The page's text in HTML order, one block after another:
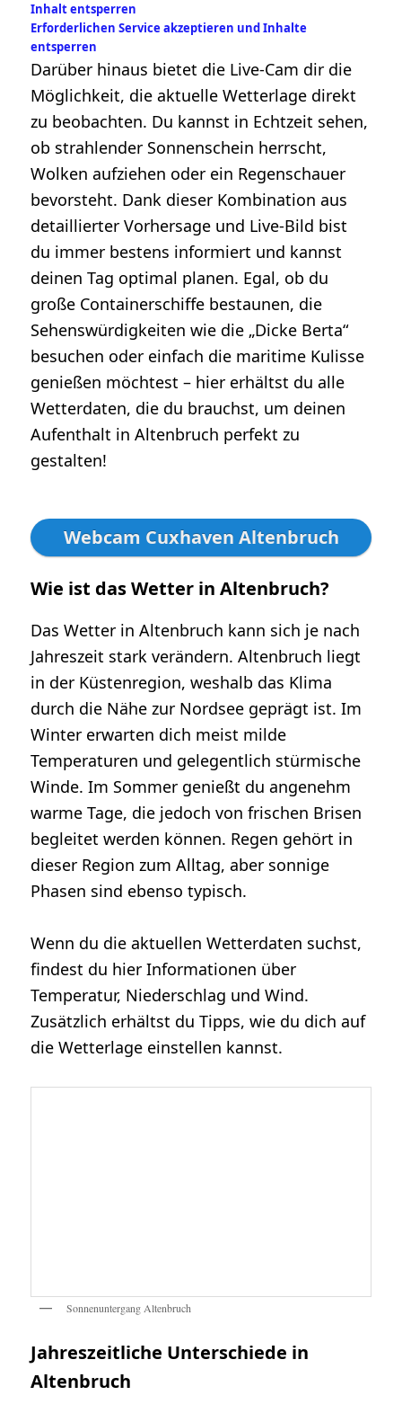
Inhalt entsperren
Erforderlichen Service akzeptieren und Inhalte
entsperren
Darüber hinaus bietet die Live-Cam dir die
Möglichkeit, die aktuelle Wetterlage direkt
zu beobachten. Du kannst in Echtzeit sehen,
ob strahlender Sonnenschein herrscht,
Wolken aufziehen oder ein Regenschauer
bevorsteht. Dank dieser Kombination aus
detaillierter Vorhersage und Live-Bild bist
du immer bestens informiert und kannst
deinen Tag optimal planen. Egal, ob du
große Containerschiffe bestaunen, die
Sehenswürdigkeiten wie die „Dicke Berta“
besuchen oder einfach die maritime Kulisse
genießen möchtest – hier erhältst du alle
Wetterdaten, die du brauchst, um deinen
Aufenthalt in Altenbruch perfekt zu
gestalten!
Webcam Cuxhaven Altenbruch
Wie ist das Wetter in Altenbruch?
Das Wetter in Altenbruch kann sich je nach
Jahreszeit stark verändern. Altenbruch liegt
in der Küstenregion, weshalb das Klima
durch die Nähe zur Nordsee geprägt ist. Im
Winter erwarten dich meist milde
Temperaturen und gelegentlich stürmische
Winde. Im Sommer genießt du angenehm
warme Tage, die jedoch von frischen Brisen
begleitet werden können. Regen gehört in
dieser Region zum Alltag, aber sonnige
Phasen sind ebenso typisch.
Wenn du die aktuellen Wetterdaten suchst,
findest du hier Informationen über
Temperatur, Niederschlag und Wind.
Zusätzlich erhältst du Tipps, wie du dich auf
die Wetterlage einstellen kannst.
Sonnenuntergang Altenbruch
Jahreszeitliche Unterschiede in
Altenbruch